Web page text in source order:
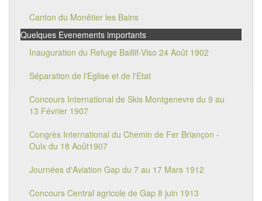
Canton du Monêtier les Bains
Quelques Evenements importants
Inauguration du Refuge Baillif-Viso 24 Août 1902
Séparation de l'Eglise et de l'Etat
Concours International de Skis Montgenevre du 9 au
13 Février 1907
Congrès International du Chemin de Fer Briançon -
Oulx du 18 Août1907
Journées d'Aviation Gap du 7 au 17 Mars 1912
Concours Central agricole de Gap 8 juin 1913